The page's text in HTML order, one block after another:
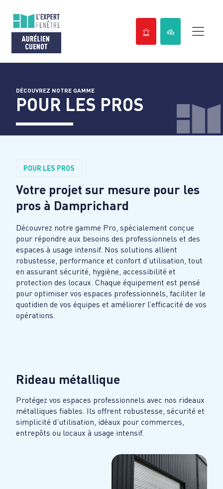
contenuDÉCOUVREZ NOTRE GAMME
POUR LES PROS
POUR LES PROS
Votre projet sur mesure pour les
pros à Damprichard
Découvrez notre gamme Pro, spécialement conçue
pour répondre aux besoins des professionnels et des
espaces à usage intensif. Nos solutions allient
robustesse, performance et confort d’utilisation, tout
en assurant sécurité, hygiène, accessibilité et
protection des locaux. Chaque équipement est pensé
pour optimiser vos espaces professionnels, faciliter le
quotidien de vos équipes et améliorer l’efficacité de vos
opérations.
Rideau métallique
Protégez vos espaces professionnels avec nos rideaux
métalliques fiables. Ils offrent robustesse, sécurité et
simplicité d’utilisation, idéaux pour commerces,
entrepôts ou locaux à usage intensif.